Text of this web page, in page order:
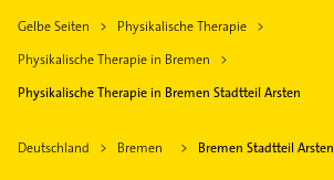
Gelbe Seiten
Physikalische Therapie
Physikalische Therapie in Bremen
Physikalische Therapie in Bremen Stadtteil Arsten
Deutschland Bremen Bremen Stadtteil Arsten